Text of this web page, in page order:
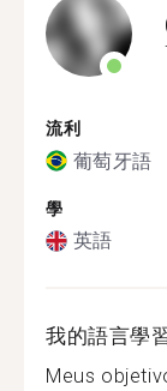
流利
葡萄牙語
學
英語
我的語言學
Meus